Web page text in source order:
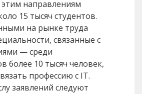
направлениям
15 тысяч студентов.
на рынке труда
связанные с
— среди
более 10 тысяч человек,
профессию с IT.
заявлений следуют